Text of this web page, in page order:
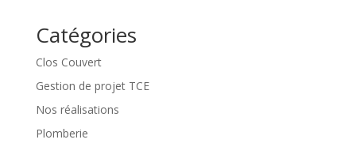
Catégories
Clos Couvert
Gestion de projet TCE
Nos réalisations
Plomberie